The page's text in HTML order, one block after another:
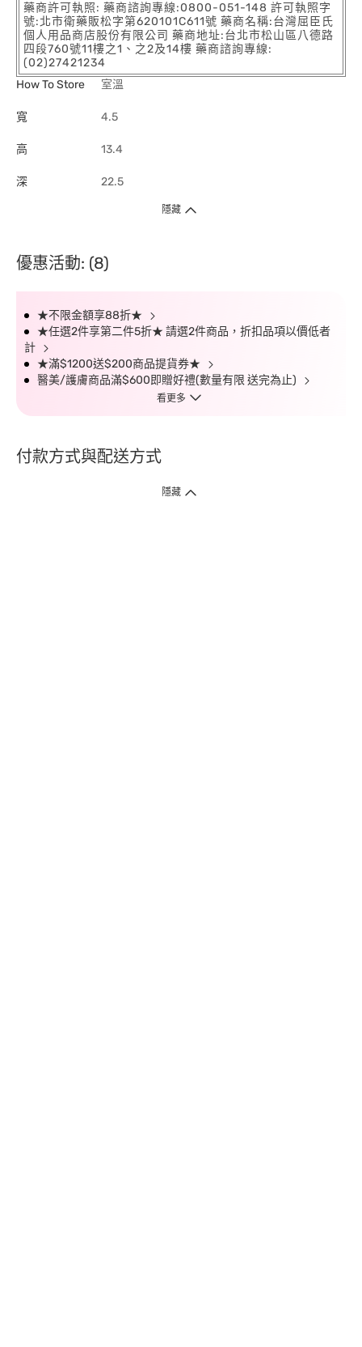
藥商許可執照: 藥商諮詢專線:0800-051-148 許可執照字
號:北市衛藥販松字第620101C611號 藥商名稱:台灣屈臣氏
個人用品商店股份有限公司 藥商地址:台北市松山區八德路
四段760號11樓之1、之2及14樓 藥商諮詢專線:
(02)27421234
How To Store
室溫
寬 4.5
高 13.4
深 22.5
隱藏
優惠活動: (8)
★不限金額享88折★
★任選2件享第二件5折★ 請選2件商品，折扣品項以價低者
計
★滿$1200送$200商品提貨券★
醫美/護膚商品滿$600即贈好禮(數量有限 送完為止)
看更多
付款方式與配送方式
隱藏